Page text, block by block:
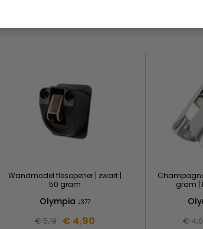
Wandmodel flesopener | zwart |
50 gram
Olympia J377
€ 5,19 € 4,90
gram |
€